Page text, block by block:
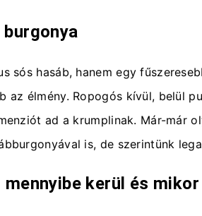
sós hasáb, hanem egy
az élmény. Ropogós kívül, belül
ad a krumplinak. Már-már
is, de szerintünk
mennyibe kerül és